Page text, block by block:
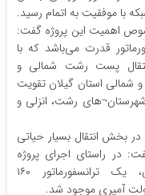
با موفقیت به اتمام رسید.
اهمیت این پروژه گفت:
قدرت می‌باشد که با
پست رشت شمالی و
شمالی استان گیلان تقویت
رشت، انزلی و
بخش انتقال بسیار حیاتی
راستای اجرای پروژه
توسعه بخش انتقال پست رشت‌شمالی، یک ترانسفورماتور ۱۶۰